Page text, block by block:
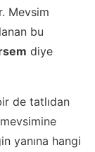
Mevsim
bu
diye
de tatlıdan
yanına hangi